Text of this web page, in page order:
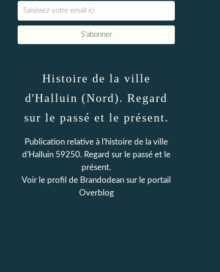
Histoire de la ville
d'Halluin (Nord). Regard
sur le passé et le présent.
Publication relative à l'histoire de la ville
d'Halluin 59250. Regard sur le passé et le
présent.
Voir le profil de Brandodean sur le portail
Overblog